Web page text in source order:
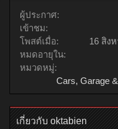
ผู้ประกาศ:
เข้าชม:
โพสต์เมื่อ:
16 สิง
หมดอายุใน:
หมวดหมู่:
Cars, Garage
เกี่ยวกับ oktabien